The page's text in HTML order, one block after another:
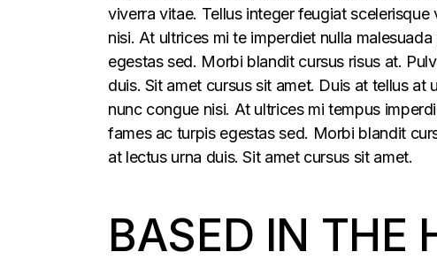
viverra vitae. Tellus integer feugiat
nisi. At ultrices mi te imperdiet nulla
egestas sed. Morbi blandit cursus risus at.
duis. Sit amet cursus sit amet. Duis at tellus
nunc congue nisi. At ultrices mi tempus
fames ac turpis egestas sed. Morbi blandit
at lectus urna duis. Sit amet cursus sit amet.
BASED IN THE